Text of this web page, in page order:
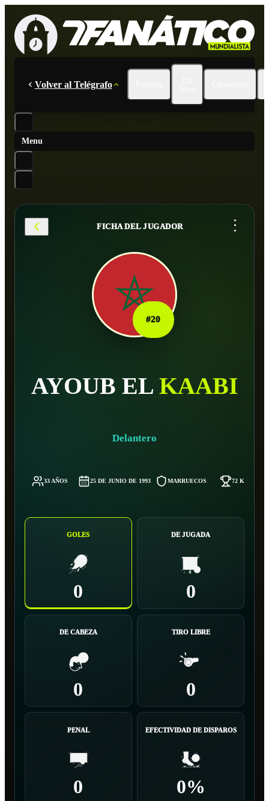
Volver al Telégrafo
Menu
FICHA DEL JUGADOR ...
#20
AYOUB EL KAABI
Delantero
33 AÑOS 25 DE JUNIO DE 1993 MARRUECOS 72 KG
GOLES
0
DE JUGADA
0
DE CABEZA
0
TIRO LIBRE
0
PENAL
0
EFECTIVIDAD DE DISPAROS
0%